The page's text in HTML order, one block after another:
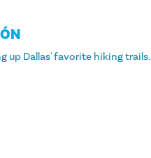
up Dallas' favorite hiking trails.